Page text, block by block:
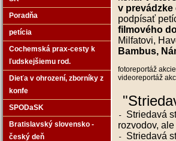
Poradňa
petícia
Cochemská prax-cesty k
ľudskejšiemu rod.
Dieťa v ohrození‚ zborníky z
konfe
SPODaSK
Bratislavský slovensko -
český deň
v prevádzke
podpísať
filmového
Milfatovi,
Bambus,
fotoreportáž
videoreportáž
- Striedavá
rozvodov,
- Striedavá